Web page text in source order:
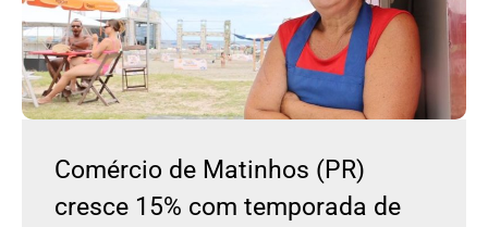
Comércio de Matinhos (PR)
cresce 15% com temporada de